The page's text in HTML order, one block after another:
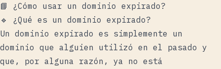
📘 ¿Cómo usar un dominio expirado?
🔹 ¿Qué es un dominio expirado?
Un dominio expirado es simplemente un
dominio que alguien utilizó en el pasado y
que, por alguna razón, ya no está